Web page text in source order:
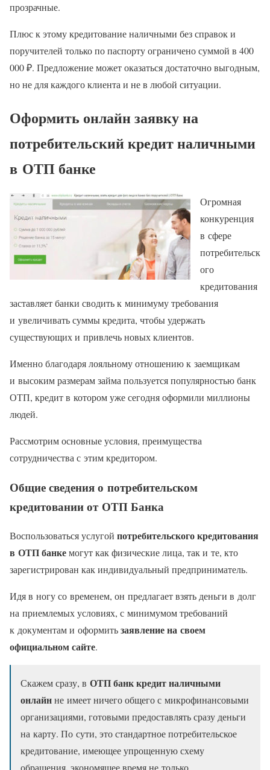
прозрачные.
Плюс к этому кредитование наличными без справок и
поручителей только по паспорту ограничено суммой в 400
000 ₽. Предложение может оказаться достаточно выгодным,
но не для каждого клиента и не в любой ситуации.
Оформить онлайн заявку на
потребительский кредит наличными
в ОТП банке
Огромная
конкуренция
в сфере
потребительск
ого
кредитования
заставляет банки сводить к минимуму требования
и увеличивать суммы кредита, чтобы удержать
существующих и привлечь новых клиентов.
Именно благодаря лояльному отношению к заемщикам
и высоким размерам займа пользуется популярностью банк
ОТП, кредит в котором уже сегодня оформили миллионы
людей.
Рассмотрим основные условия, преимущества
сотрудничества с этим кредитором.
Общие сведения о потребительском
кредитовании от ОТП Банка
Воспользоваться услугой потребительского кредитования
в ОТП банкемогут как физические лица, так и те, кто
зарегистрирован как индивидуальный предприниматель.
Идя в ногу со временем, он предлагает взять деньги в долг
на приемлемых условиях, с минимумом требований
к документам и оформитьзаявление на своем
официальном сайте.
Скажем сразу, в ОТП банк кредит наличными
онлайнне имеет ничего общего с микрофинансовыми
организациями, готовыми предоставлять сразу деньги
на карту. По сути, это стандартное потребительское
кредитование, имеющее упрощенную схему
обращения, экономящее время не только